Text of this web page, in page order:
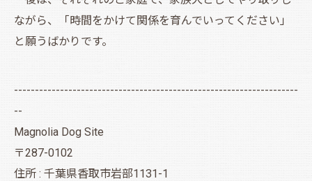
ながら、「時間をかけて関係を育んでいってください」
と願うばかりです。
--------------------------------------------------------------------
--
Magnolia Dog Site
〒287-0102
住所 : 千葉県香取市岩部1131-1